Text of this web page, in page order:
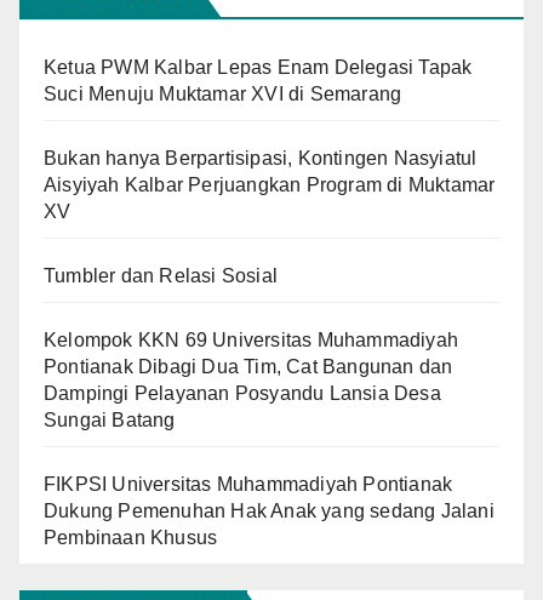
Ketua PWM Kalbar Lepas Enam Delegasi Tapak
Suci Menuju Muktamar XVI di Semarang
Bukan hanya Berpartisipasi, Kontingen Nasyiatul
Aisyiyah Kalbar Perjuangkan Program di Muktamar
XV
Tumbler dan Relasi Sosial
Kelompok KKN 69 Universitas Muhammadiyah
Pontianak Dibagi Dua Tim, Cat Bangunan dan
Dampingi Pelayanan Posyandu Lansia Desa
Sungai Batang
FIKPSI Universitas Muhammadiyah Pontianak
Dukung Pemenuhan Hak Anak yang sedang Jalani
Pembinaan Khusus